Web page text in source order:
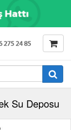
Su Deposu